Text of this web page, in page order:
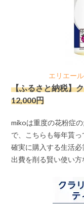
エリエー
【ふるさと納税】
12,000円
mikoは重度の花粉症
で、こちらも毎年貰っ
確実に購入する生活
出費を削る賢い使い方